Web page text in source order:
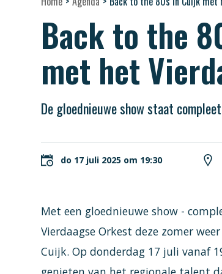
Back to the
met het
De gloednieuwe show staat
do 17 juli 2025 om 19:30
Met een gloednieuwe show -
Vierdaagse Orkest deze zomer
Cuijk. Op donderdag 17 juli vanaf